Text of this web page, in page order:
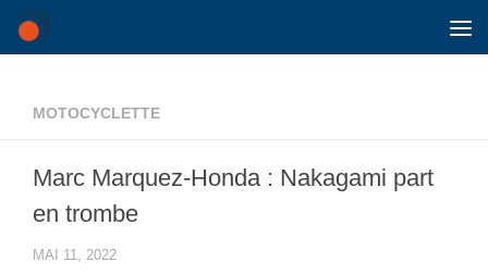
Skip to content
MOTOCYCLETTE
Marc Marquez-Honda : Nakagami part
en trombe
MAI 11, 2022